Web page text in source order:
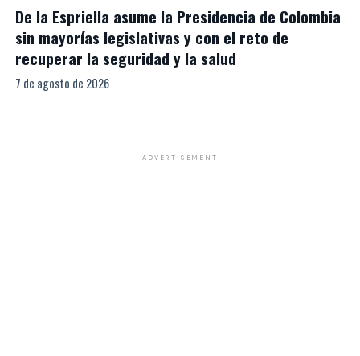
De la Espriella asume la Presidencia de Colombia
sin mayorías legislativas y con el reto de
recuperar la seguridad y la salud
7 de agosto de 2026
ADVERTISEMENT